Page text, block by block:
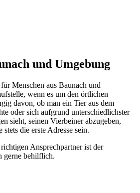
und Umgebung
Menschen aus Baunach und
wenn es um den örtlichen
davon, ob man ein Tier aus dem
oder sich aufgrund unterschiedlichster
sieht, seinen Vierbeiner abzugeben,
die erste Adresse sein.
Ansprechpartner ist der
gerne behilflich.